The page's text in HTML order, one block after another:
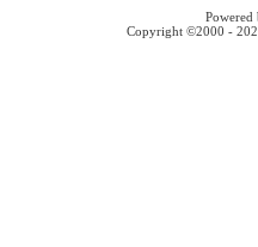
Copyright ©2000 -